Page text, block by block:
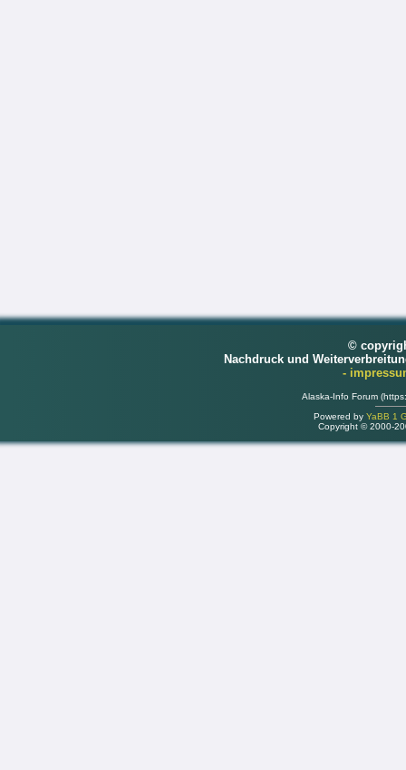
©
Nachdruck und
-
Alaska-Info Forum
Powered by YaBB 1
Copyright © 2000-